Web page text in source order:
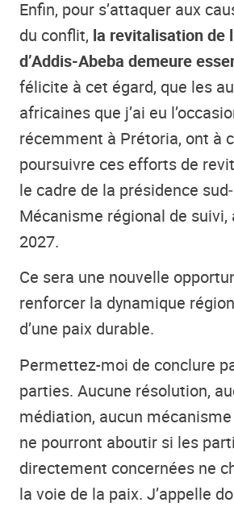
Enfin, pour s’attaquer aux
du conflit, la revitalisation de
d’Addis‑Abeba demeure
félicite à cet égard, que les
africaines que j’ai eu
récemment à Prétoria, ont à
poursuivre ces efforts de
le cadre de la présidence
Mécanisme régional de suivi,
2027.
Ce sera une nouvelle
renforcer la dynamique
d’une paix durable.
Permettez-moi de conclure
parties. Aucune résolution,
médiation, aucun
ne pourront aboutir si les
directement concernées ne
la voie de la paix. J’appelle